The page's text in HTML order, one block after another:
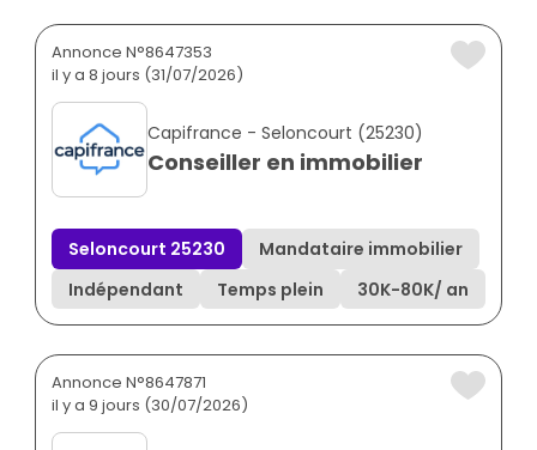
Annonce N°8647353
il y a 8 jours (31/07/2026)
Capifrance - Seloncourt (25230)
Conseiller en immobilier
Seloncourt 25230
Mandataire immobilier
Indépendant
Temps plein 30K-80K/ an
Annonce N°8647871
il y a 9 jours (30/07/2026)